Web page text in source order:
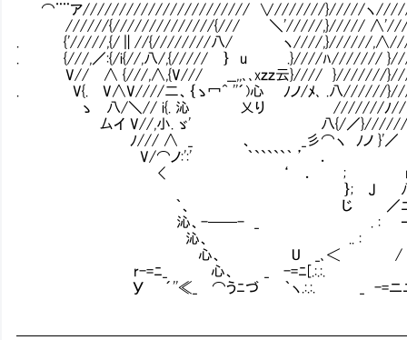
⌒¨¨ア/////////////////////// ∨///////}/////ヽ
//////{//////////////{/// ＼'/////,}/////
. {'/////,{/∥//{////////八/ ヽ////,}//////
. {///,／:{/i{//,八/,{///// ｝ u .}////ﾊ///////
V// ∧ {///,∧,{V/// __,,､､xｚｚ云}//// }///////
. V{. V∧V////二、｛ゝ冖^ ''´)心 ﾉノ/ﾒ､ .八//////
ゝ 八/＼// i{. 沁 乂り Ⅵ///////ﾉ//八/{:
厶イ V//,小. ゞ' 八{/／}////// ,:＼〉:
ﾉ/// ∧ _ 、 _彡⌒ヽ ﾉノ }'／ ＼: : :
V/⌒ノ:':' ｀`````｀ ’ ． ＂
< ‘ ． ; r‐--彡///
｝; J 八 ﾉ////ニニ
｀、 じ ／ﾆ ⌒{//(__)-/
沁、-──- _ . : ‐ /ﾆﾆ/
沁、 .. : /ﾆﾆ/ニニ
心、 U _､＜ / ./ﾆﾆ/ニ
r-=ﾆ_ 心、 _ -=ﾆ[.:.:. _ -ニ-ノニ
У ´''≪_ ⌒うﾆづ ｀ヽ.:.:. _ -=ニニニ-￣